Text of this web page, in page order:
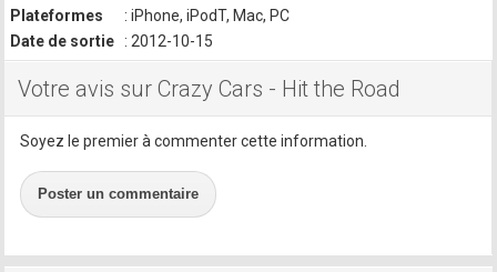
Plateformes
: iPhone, iPodT, Mac, PC
Date de sortie
: 2012-10-15
Votre avis sur Crazy Cars - Hit the Road
Soyez le premier à commenter cette information.
Poster un commentaire